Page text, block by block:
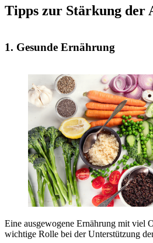
Tipps zur Stärkung der
1. Gesunde Ernährung
Eine ausgewogene Ernährung mit viel
wichtige Rolle bei der Unterstützung